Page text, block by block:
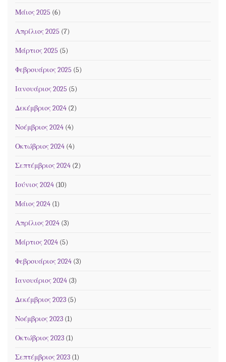
Μάιος 2025 (6)
Απρίλιος 2025 (7)
Μάρτιος 2025 (5)
Φεβρουάριος 2025 (5)
Ιανουάριος 2025 (5)
Δεκέμβριος 2024 (2)
Νοέμβριος 2024 (4)
Οκτώβριος 2024 (4)
Σεπτέμβριος 2024 (2)
Ιούνιος 2024 (10)
Μάιος 2024 (1)
Απρίλιος 2024 (3)
Μάρτιος 2024 (5)
Φεβρουάριος 2024 (3)
Ιανουάριος 2024 (3)
Δεκέμβριος 2023 (5)
Νοέμβριος 2023 (1)
Οκτώβριος 2023 (1)
Σεπτέμβριος 2023 (1)